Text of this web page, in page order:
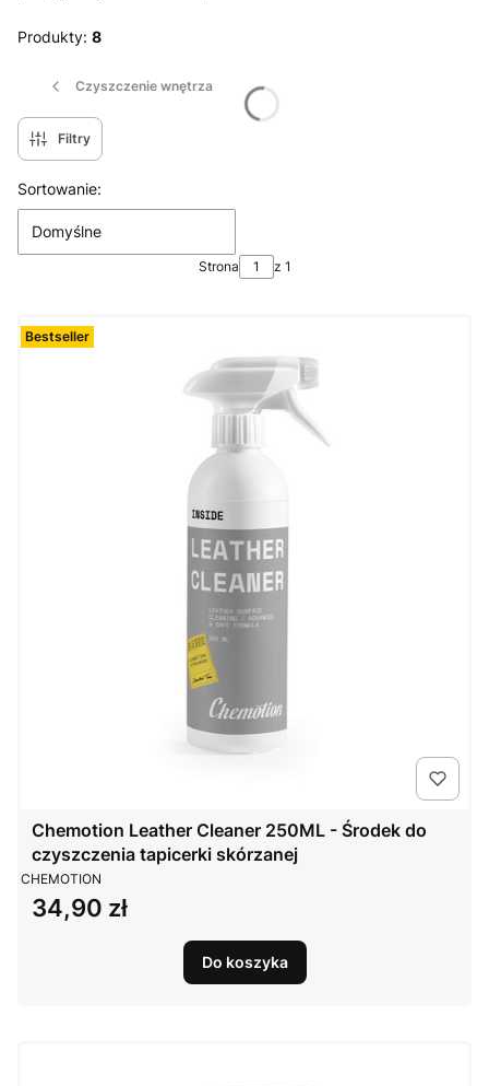
Produkty: 8
Czyszczenie wnętrza
Filtry
Lista produktów
Sortowanie:
Domyślne
Strona z 1
Bestseller
Chemotion Leather Cleaner 250ML - Środek do
czyszczenia tapicerki skórzanej
PRODUCENT
CHEMOTION
Cena
34,90 zł
Do koszyka